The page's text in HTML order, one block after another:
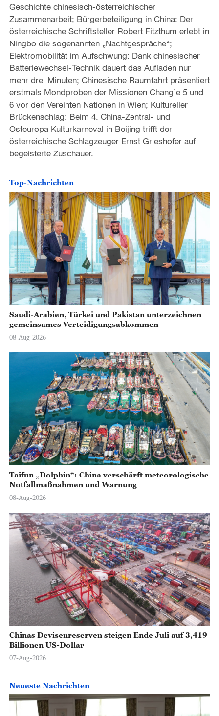
i
d
e
o
Geschichte chinesisch-österreichischer
Zusammenarbeit; Bürgerbeteiligung in China: Der
österreichische Schriftsteller Robert Fitzthum erlebt in
Ningbo die sogenannten „Nachtgespräche“;
Elektromobilität im Aufschwung: Dank chinesischer
Batteriewechsel-Technik dauert das Aufladen nur
mehr drei Minuten; Chinesische Raumfahrt präsentiert
erstmals Mondproben der Missionen Chang’e 5 und
6 vor den Vereinten Nationen in Wien; Kultureller
Brückenschlag: Beim 4. China-Zentral- und
Osteuropa Kulturkarneval in Beijing trifft der
österreichische Schlagzeuger Ernst Grieshofer auf
begeisterte Zuschauer.
Top-Nachrichten
Saudi-Arabien, Türkei und Pakistan unterzeichnen
gemeinsames Verteidigungsabkommen
08-Aug-2026
Taifun „Dolphin“: China verschärft meteorologische
Notfallmaßnahmen und Warnung
08-Aug-2026
Chinas Devisenreserven steigen Ende Juli auf 3,419
Billionen US-Dollar
07-Aug-2026
Neueste Nachrichten